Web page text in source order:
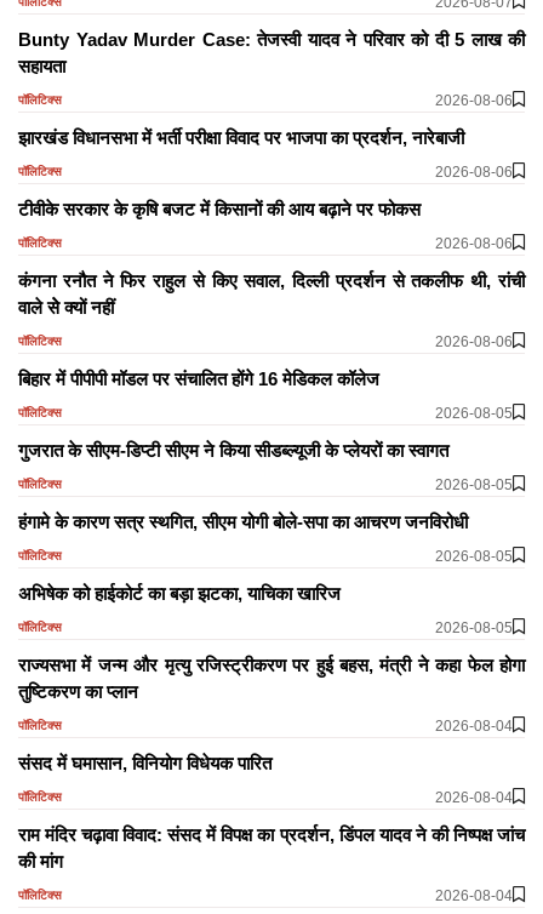
Bunty Yadav Murder Case: तेजस्वी यादव ने परिवार को दी 5 लाख की
सहायता
पॉलिटिक्स 2026-08-06
झारखंड विधानसभा में भर्ती परीक्षा विवाद पर भाजपा का प्रदर्शन, नारेबाजी
पॉलिटिक्स 2026-08-06
टीवीके सरकार के कृषि बजट में किसानों की आय बढ़ाने पर फोकस
पॉलिटिक्स 2026-08-06
कंगना रनौत ने फिर राहुल से किए सवाल, दिल्ली प्रदर्शन से तकलीफ थी, रांची
वाले सेे क्यों नहीं
पॉलिटिक्स 2026-08-06
बिहार में पीपीपी मॉडल पर संचालित होंगे 16 मेडिकल कॉलेज
पॉलिटिक्स 2026-08-05
गुजरात के सीएम-डिप्टी सीएम ने किया सीडब्ल्यूजी के प्लेयरों का स्वागत
पॉलिटिक्स 2026-08-05
हंगामे के कारण सत्र स्थगित, सीएम योगी बोले-सपा का आचरण जनविरोधी
पॉलिटिक्स 2026-08-05
अभिषेक को हाईकोर्ट का बड़ा झटका, याचिका खारिज
पॉलिटिक्स 2026-08-05
राज्यसभा में जन्म और मृत्यु रजिस्ट्रीकरण पर हुई बहस, मंत्री ने कहा फेल होगा
तुष्टिकरण का प्लान
पॉलिटिक्स 2026-08-04
​​​​​​​संसद में घमासान, विनियोग विधेयक पारित
पॉलिटिक्स 2026-08-04
राम मंदिर चढ़ावा विवाद: संसद में विपक्ष का प्रदर्शन, डिंपल यादव ने की निष्पक्ष जांच
की मांग
पॉलिटिक्स 2026-08-04